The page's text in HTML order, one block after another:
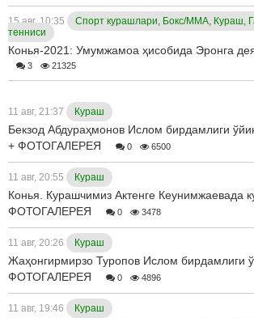
15 авг, 10:35
Спорт курашлари, Бокс/ММА, Кураш,
тенниси
Конья-2021: Умумжамоа ҳисобида Эронга
3 21325
11 авг, 21:37 Кураш
Бекзод Абдураҳмонов Ислом бирдамлиги
+ ФОТОГАЛЕРЕЯ
0 6500
11 авг, 20:55 Кураш
Конья. Курашчимиз Актенге Кеунимжаевада
ФОТОГАЛЕРЕЯ
0 3478
11 авг, 20:26 Кураш
Жаҳонгирмирзо Туропов Ислом бирдамлиги
ФОТОГАЛЕРЕЯ
0 4896
11 авг, 19:46 Кураш